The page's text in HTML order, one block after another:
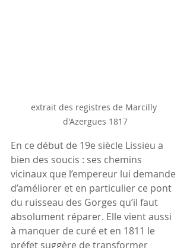
extrait des registres de Marcilly
d'Azergues 1817
En ce début de 19e siècle Lissieu a
bien des soucis : ses chemins
vicinaux que l’empereur lui demande
d’améliorer et en particulier ce pont
du ruisseau des Gorges qu’il faut
absolument réparer. Elle vient aussi
à manquer de curé et en 1811 le
préfet suggère de transformer